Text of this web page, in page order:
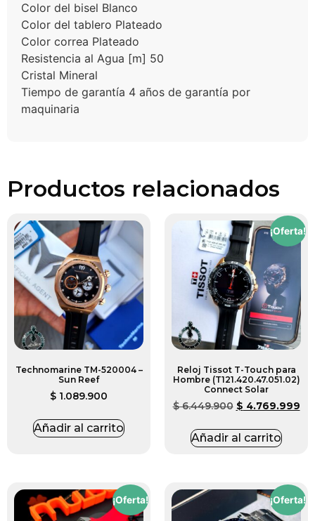
Color del bisel Blanco
Color del tablero Plateado
Color correa Plateado
Resistencia al Agua [m] 50
Cristal Mineral
Tiempo de garantía 4 años de garantía por
maquinaria
Productos relacionados
Technomarine TM-520004 –
Sun Reef
$ 1.089.900
Añadir al carrito
¡Oferta!
Reloj Tissot T-Touch para
Hombre (T121.420.47.051.02)
Connect Solar
$6.449.900 $ 4.769.999
Añadir al carrito
¡Oferta! ¡Oferta!